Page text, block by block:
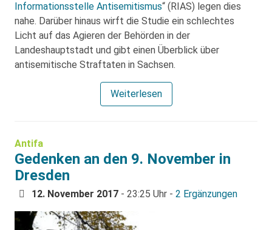
Informationsstelle Antisemitismus“ (RIAS) legen dies
nahe. Darüber hinaus wirft die Studie ein schlechtes
Licht auf das Agieren der Behörden in der
Landeshauptstadt und gibt einen Überblick über
antisemitische Straftaten in Sachsen.
Weiterlesen
Antifa
Gedenken an den 9. November in
Dresden
12. November 2017 - 23:25 Uhr - 2 Ergänzungen